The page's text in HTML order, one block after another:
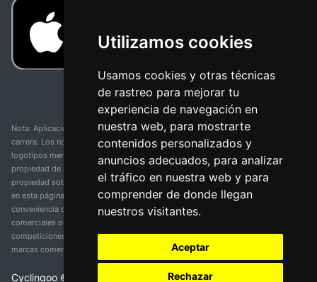
Utilizamos cookies
Usamos cookies y otras técnicas
de rastreo para mejorar tu
experiencia de navegación en
nuestra web, para mostrarte
contenidos personalizados y
anuncios adecuados, para analizar
el tráfico en nuestra web y para
comprender de donde llegan
nuestros visitantes.
Aceptar
Rechazar
Nota: Aplicación y web no oficial y no relacionada con ninguna organización o
carrera. Los nombres de equipos, competiciones, marcas comerciales y
logotipos mencionados en esta página de resultados de ciclismo son
propiedad de sus respectivos dueños. No tenemos afiliación, patrocinio ni
propiedad sobre estas marcas comerciales. Toda la información proporcionada
en esta página se presenta únicamente con fines informativos y para la
conveniencia de nuestros usuarios. Cualquier uso de nombres, marcas
comerciales o logotipos tiene el único propósito de identificar equipos y
competiciones y no implica asociación o respaldo. Todos los derechos de las
marcas comerciales mencionadas aquí pertenecen a sus propietarios legítimos.
Cyclingoo ©